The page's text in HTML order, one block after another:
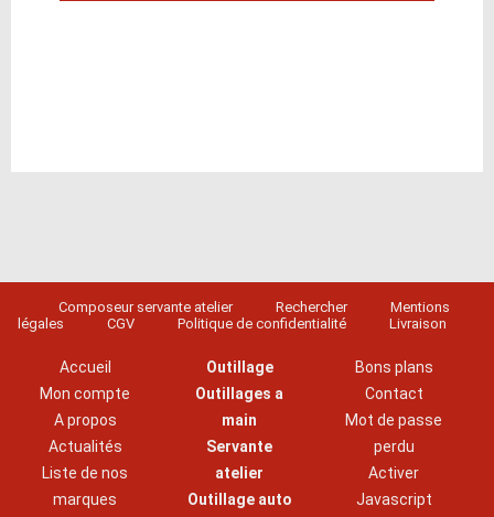
Composeur servante atelier Rechercher
Mentions
légales
CGV Politique de confidentialité Livraison
Accueil
Mon compte
A propos
Actualités
Liste de nos
marques
Outillage
Outillages a
main
Servante
atelier
Outillage auto
Bons plans
Contact
Mot de passe
perdu
Activer
Javascript